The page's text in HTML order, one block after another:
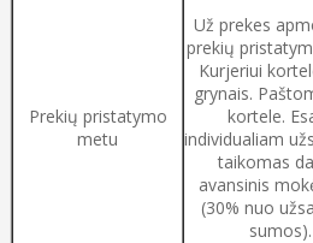
Prekių pristatymo
metu
Už prekes
prekių
Kurjeriui
grynais.
kortele.
individualiam
taikomas
avansinis
(30% nuo
sumos).